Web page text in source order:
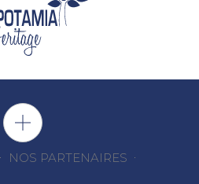
NOS PARTENAIRES